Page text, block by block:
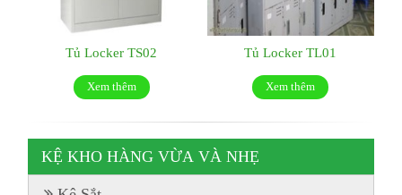
Tủ Locker TS02
Xem thêm
Tủ Locker TL01
Xem thêm
KỆ KHO HÀNG VỪA VÀ NHẸ